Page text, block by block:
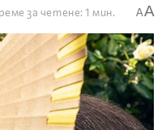
за четене: 1 мин. AA